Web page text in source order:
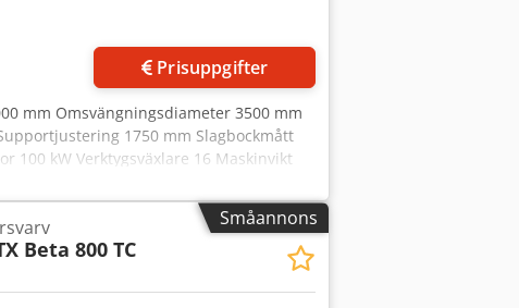
Prisuppgifter
mm Omsvängningsdiameter 3500 mm
1750 mm Slagbockmått
100 kW Verktygsväxlare 16 Maskinvikt
är leverantörs- eller operatörsuppgifter
våra affärs- och
över 15 000 m² lageryta, lyftkapacitet 70
produktionslinjer eller din
på vår hemsida. Visningar är möjliga
Rwsvok Ditt Markus Hirsch Team
Småannons
Beta 800 TC